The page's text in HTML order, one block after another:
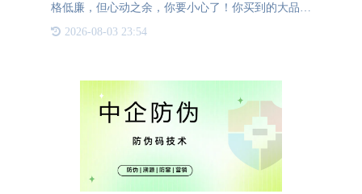
格低廉，但心动之余，你要小心了！你买到的大品牌
群兜售假冒的飞利浦牌剃须刀，日均销售量和销售额
2026-08-03 23:54